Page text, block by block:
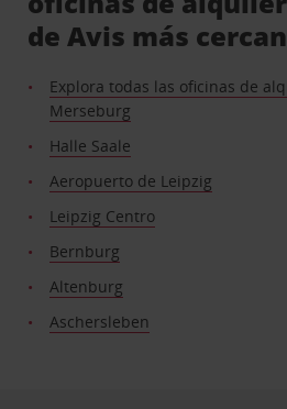
de Avis más
Explora todas las oficinas de
Merseburg
Halle Saale
Aeropuerto de Leipzig
Leipzig Centro
Bernburg
Altenburg
Aschersleben